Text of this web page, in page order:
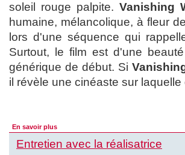
soleil rouge palpite. Vanishing
humaine, mélancolique, à fleur
lors d'une séquence qui
Surtout, le film est d'une
générique de début. Si
il révèle une cinéaste sur laquelle
En savoir plus
Entretien avec la réalisatrice